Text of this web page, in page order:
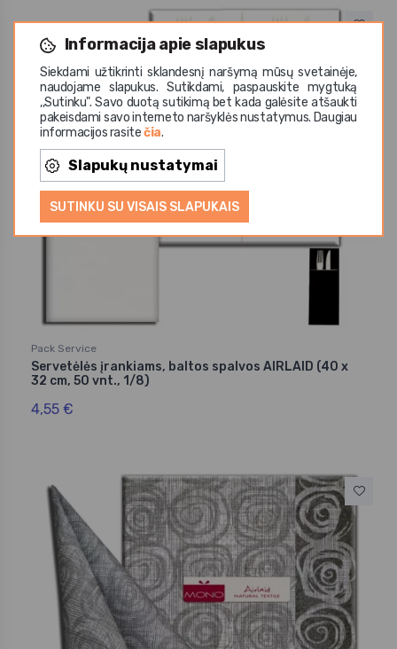
Informacija apie slapukus
Siekdami užtikrinti sklandesnį naršymą mūsų svetainėje,
naudojame slapukus. Sutikdami, paspauskite mygtuką
,,Sutinku". Savo duotą sutikimą bet kada galėsite atšaukti
pakeisdami savo interneto naršyklės nustatymus. Daugiau
informacijos rasitečia.
Slapukų nustatymai
SUTINKU SU VISAIS SLAPUKAIS
Pack Service
Servetėlės įrankiams, baltos spalvos AIRLAID (40 x
32 cm, 50 vnt., 1/8)
4,55 €